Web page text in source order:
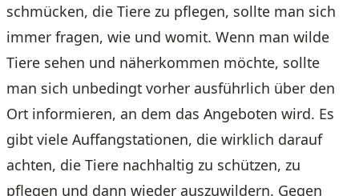
schmücken, die Tiere zu pflegen, sollte man sich
immer fragen, wie und womit. Wenn man wilde
Tiere sehen und näherkommen möchte, sollte
man sich unbedingt vorher ausführlich über den
Ort informieren, an dem das Angeboten wird. Es
gibt viele Auffangstationen, die wirklich darauf
achten, die Tiere nachhaltig zu schützen, zu
pflegen und dann wieder auszuwildern. Gegen